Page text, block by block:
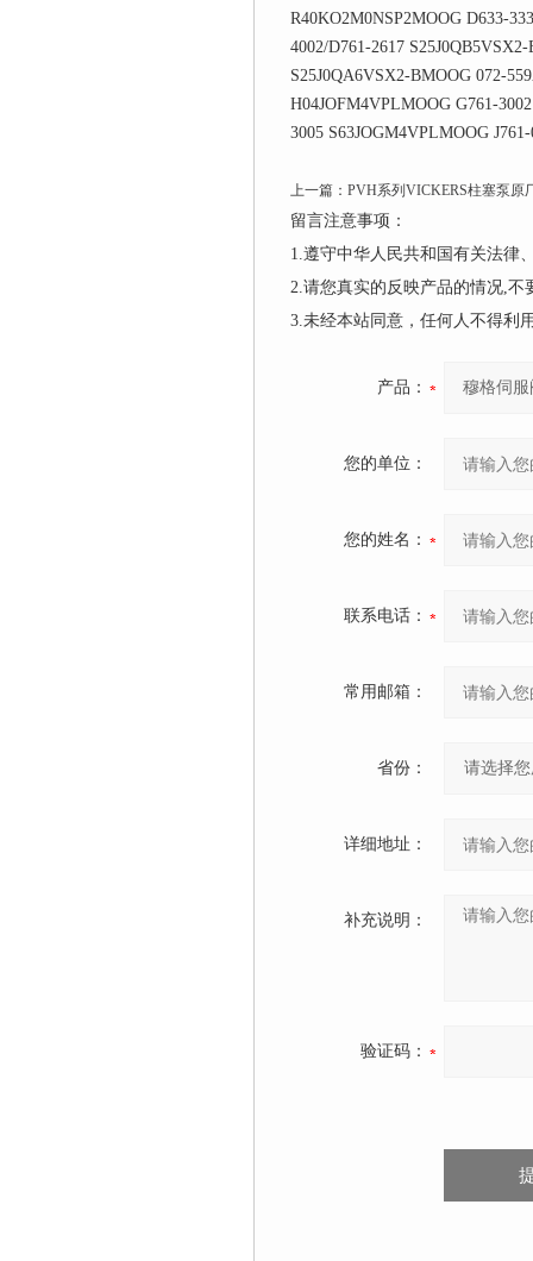
R40KO2M0NSP2MOOG D633-
4002/D761-2617
S25J0QA6VSX2-BMOOG 072-
H04JOFM4VPLMOOG G761-
3005 S63JOGM4VPLMOOG J761-
上一篇： PVH系列VICKERS柱塞泵原
留言注意事项：
1.遵守中华人民共和国有关法律
2.请您真实的反映产品的情况,
3.未经本站同意，任何人不得利
产品：
您的单位：
您的姓名：
联系电话：
常用邮箱：
省份：
详细地址：
补充说明：
验证码：